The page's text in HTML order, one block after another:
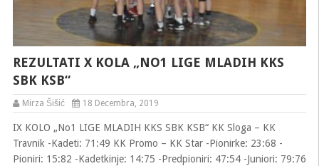
REZULTATI X KOLA „NO1 LIGE MLADIH KKS
SBK KSB“
Mirza Šišić 18 Decembra, 2019
IX KOLO „No1 LIGE MLADIH KKS SBK KSB“ KK Sloga – KK
Travnik -Kadeti: 71:49 KK Promo – KK Star -Pionirke: 23:68 -
Pioniri: 15:82 -Kadetkinje: 14:75 -Predpioniri: 47:54 -Juniori: 79:76